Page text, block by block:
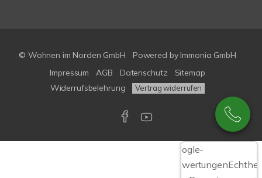
© Wohnen im Norden GmbH Powered by Immonia GmbH
Impressum
AGB Datenschutz
Sitemap
Widerrufsbelehrung
Vertrag widerrufen
Google-
Bewertungen